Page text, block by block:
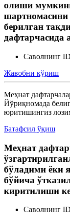
олиши
берилган
дафтарчасида
Саволнинг
Жавобни кўриш
Меҳнат
Йўриқномада
юритишингиз
Батафсил ўқиш
Меҳнат
бўладими ёки
бўйича
киритилиши
Саволнинг